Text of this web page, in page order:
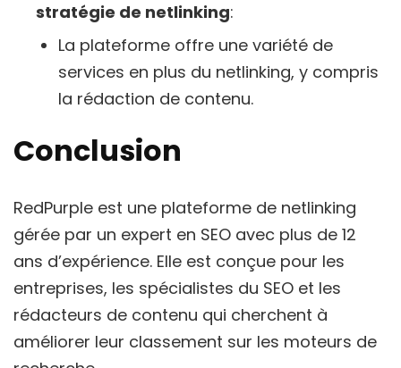
stratégie de netlinking:
La plateforme offre une variété de
services en plus du netlinking, y compris
la rédaction de contenu.
Conclusion
RedPurple est une plateforme de netlinking
gérée par un expert en SEO avec plus de 12
ans d’expérience. Elle est conçue pour les
entreprises, les spécialistes du SEO et les
rédacteurs de contenu qui cherchent à
améliorer leur classement sur les moteurs de